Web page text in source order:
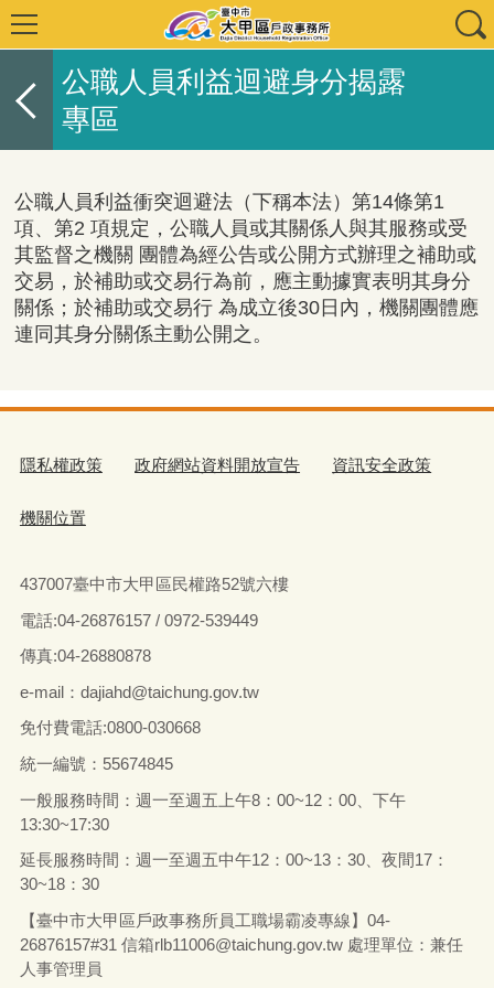
公職人員利益迴避身分揭露
專區
公職人員利益衝突迴避法（下稱本法）第14條第1
項、第2 項規定，公職人員或其關係人與其服務或受
其監督之機關 團體為經公告或公開方式辦理之補助或
交易，於補助或交易行為前，應主動據實表明其身分
關係；於補助或交易行 為成立後30日內，機關團體應
連同其身分關係主動公開之。
隱私權政策 政府網站資料開放宣告 資訊安全政策
機關位置
437007臺中市大甲區民權路52號六樓
電話:04-26876157 / 0972-539449
傳真:04-26880878
e-mail：dajiahd@taichung.gov.tw
免付費電話:0800-030668
統一編號：55674845
一般服務時間：週一至週五上午8：00~12：00、下午
13:30~17:30
延長服務時間：週一至週五中午12：00~13：30、夜間17：
30~18：30
【臺中市大甲區戶政事務所員工職場霸凌專線】04-
26876157#31 信箱rlb11006@taichung.gov.tw 處理單位：兼任
人事管理員